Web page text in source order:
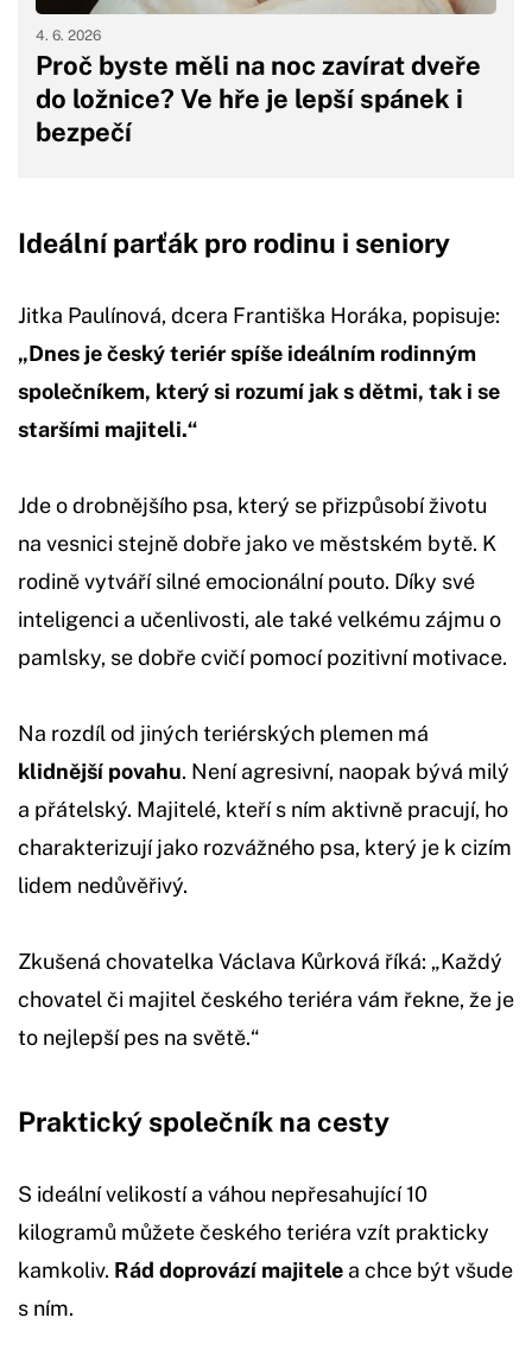
Proč byste měli na noc zavírat dveře
do ložnice? Ve hře je lepší spánek i
bezpečí
4. 6. 2026
Ideální parťák pro rodinu i seniory
Jitka Paulínová, dcera Františka Horáka, popisuje:
„Dnes je český teriér spíše ideálním rodinným
společníkem, který si rozumí jak s dětmi, tak i se
staršími majiteli.“
Jde o drobnějšího psa, který se přizpůsobí životu
na vesnici stejně dobře jako ve městském bytě. K
rodině vytváří silné emocionální pouto. Díky své
inteligenci a učenlivosti, ale také velkému zájmu o
pamlsky, se dobře cvičí pomocí pozitivní motivace.
Na rozdíl od jiných teriérských plemen má
klidnější povahu. Není agresivní, naopak bývá milý
a přátelský. Majitelé, kteří s ním aktivně pracují, ho
charakterizují jako rozvážného psa, který je k cizím
lidem nedůvěřivý.
Zkušená chovatelka Václava Kůrková říká: „Každý
chovatel či majitel českého teriéra vám řekne, že je
to nejlepší pes na světě.“
Praktický společník na cesty
S ideální velikostí a váhou nepřesahující 10
kilogramů můžete českého teriéra vzít prakticky
kamkoliv. Rád doprovází majitele a chce být všude
s ním.